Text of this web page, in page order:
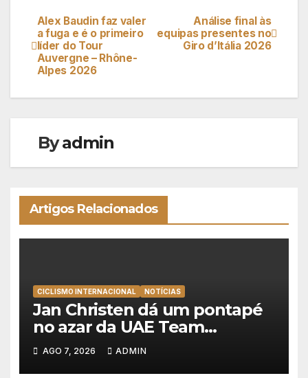
Navegação
de
artigos
Análise final às
equipas presentes no
Giro d’Itália 2026
Alex Baudin faz valer
a fuga e é o primeiro
líder do Tour
Auvergne – Rhône-
Alpes 2026
Byadmin
Artigos Relacionados
CICLISMO INTERNACIONAL NOTÍCIAS
Jan Christen dá um pontapé
no azar da UAE Team
Emirates e vence na Volta a
Polónia
AGO 7, 2026 ADMIN